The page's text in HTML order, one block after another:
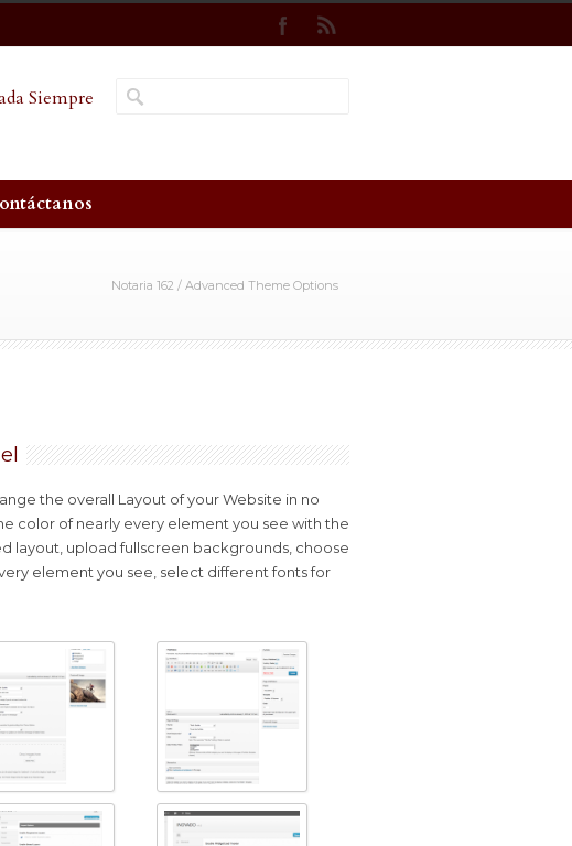
Siempre
Notaria 162 / Advanced Theme Options
the overall Layout of your Website in no
color of nearly every element you see with the
layout, upload fullscreen backgrounds, choose
element you see, select different fonts for